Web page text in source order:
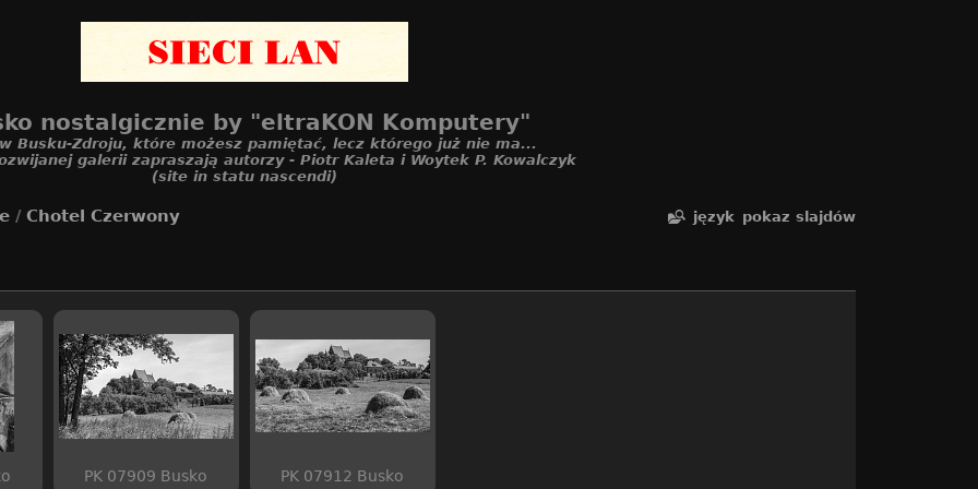
nostalgicznie by "eltraKON Komputery"
Busku-Zdroju, które możesz pamiętać, lecz którego już nie ma...
galerii zapraszają autorzy - Piotr Kaleta i Woytek P. Kowalczyk
(site in statu nascendi)
/ Chotel Czerwony język pokaz slajdów
PK 07909 Busko PK 07912 Busko